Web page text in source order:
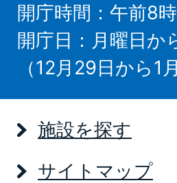
開庁時間：午前8
開庁日：月曜日か
（12月29日から1
施設を探す
サイトマップ